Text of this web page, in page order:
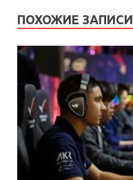
ПОХОЖИЕ ЗАПИСИ